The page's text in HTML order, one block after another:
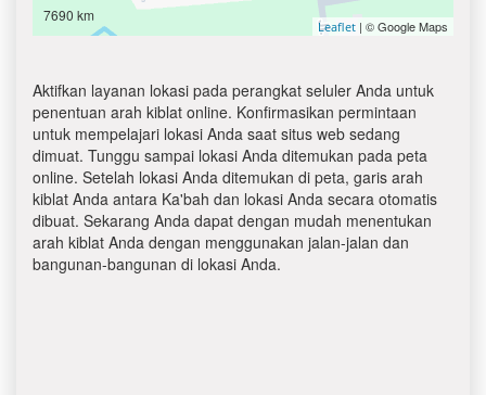
7690 km
Leaflet | © Google Maps
Aktifkan layanan lokasi pada perangkat seluler Anda untuk
penentuan arah kiblat online. Konfirmasikan permintaan
untuk mempelajari lokasi Anda saat situs web sedang
dimuat. Tunggu sampai lokasi Anda ditemukan pada peta
online. Setelah lokasi Anda ditemukan di peta, garis arah
kiblat Anda antara Ka'bah dan lokasi Anda secara otomatis
dibuat. Sekarang Anda dapat dengan mudah menentukan
arah kiblat Anda dengan menggunakan jalan-jalan dan
bangunan-bangunan di lokasi Anda.